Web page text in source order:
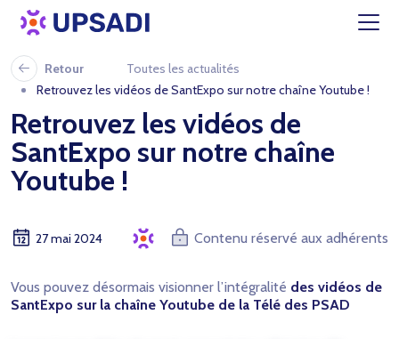
Retour
Toutes les actualités
Retrouvez les vidéos de SantExpo sur notre chaîne Youtube !
Retrouvez les vidéos de
SantExpo sur notre chaîne
Youtube !
27 mai 2024 Contenu réservé aux adhérents
Vous pouvez désormais visionner l’intégralité des vidéos de
SantExpo sur la chaîne Youtube de la Télé des PSAD